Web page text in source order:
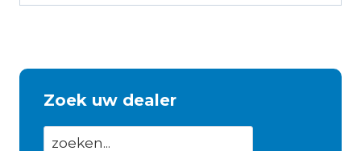
Zoek uw dealer